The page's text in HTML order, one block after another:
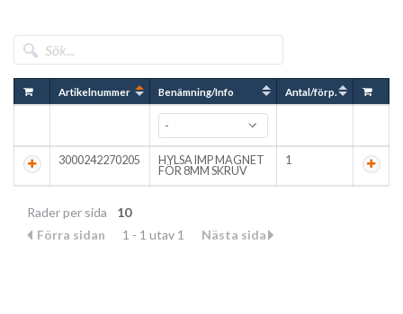
Artikelnummer Benämning/Info Antal/förp.
3000242270205
HYLSA IMP MAGNET
FÖR 8MM SKRUV
1
Rader per sida
10
Förra sidan
1 - 1 utav 1 Nästa sida